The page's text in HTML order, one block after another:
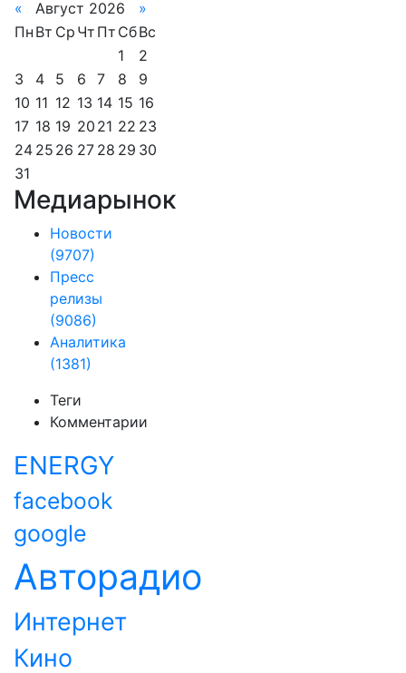
« Август 2026
»
Пн Вт Ср Чт Пт СбВс
1
2
3
4 5 6 7 8
9
10 11 12 13 14 15 16
17 18 19 20 21 22 23
24 25 26 27 28 29 30
31
Медиарынок
Новости
(9707)
Пресс
релизы
(9086)
Аналитика
(1381)
Теги
Комментарии
ENERGY
facebook
google
Авторадио
Интернет
Кино